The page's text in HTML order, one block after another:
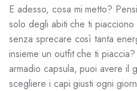
E adesso, cosa mi metto?
solo degli abiti che ti
senza sprecare così tanta
insieme un outfit che ti
armadio capsula, puoi avere il
scegliere i capi giusti ogni